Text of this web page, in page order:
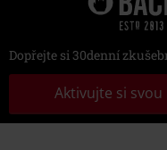
Dopřejte si 30denní
Aktivujte si